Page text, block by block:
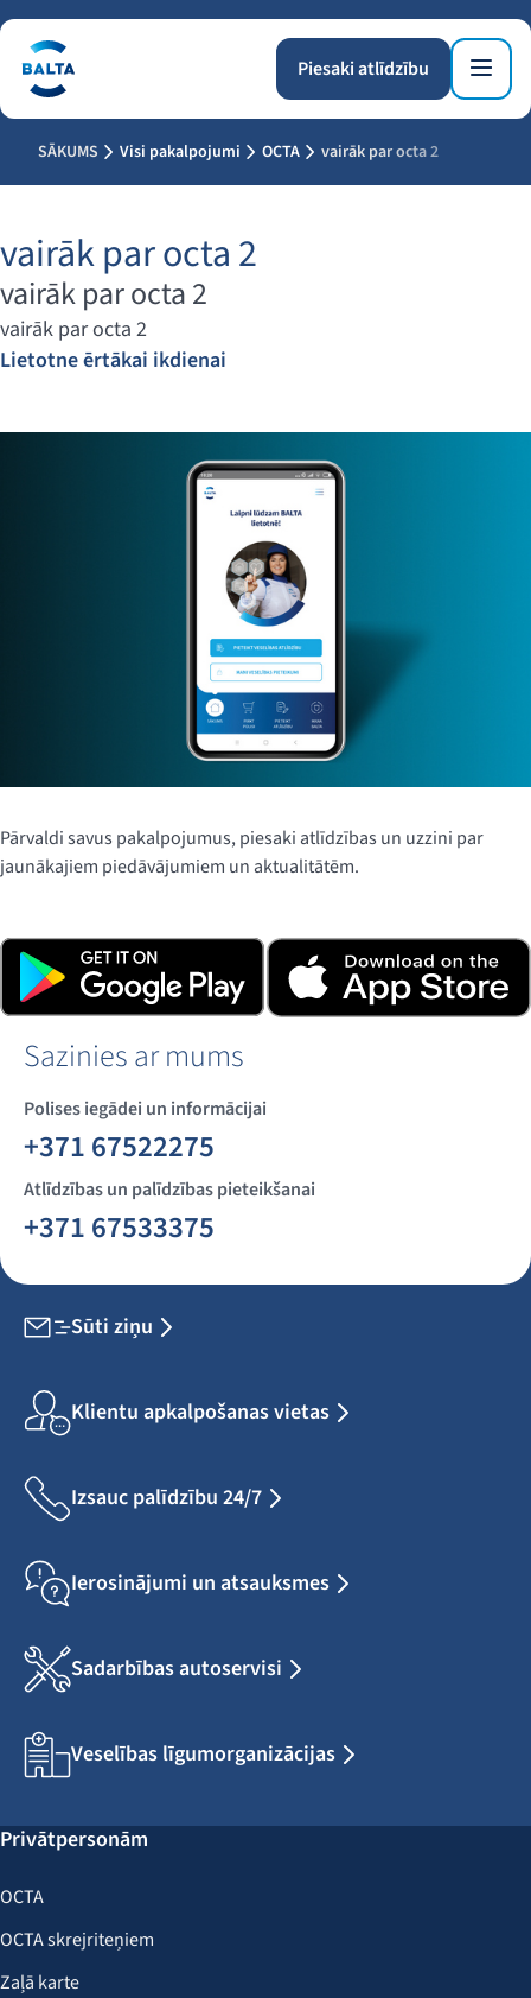
Piesaki atlīdzību
SĀKUMS Visi pakalpojumi OCTA vairāk par octa 2
vairāk par octa 2
vairāk par octa 2
vairāk par octa 2
Lietotne ērtākai ikdienai
Pārvaldi savus pakalpojumus, piesaki atlīdzības un uzzini par
jaunākajiem piedāvājumiem un aktualitātēm.
Sazinies ar mums
Polises iegādei un informācijai
+371 67522275
Atlīdzības un palīdzības pieteikšanai
+371 67533375
Sūti ziņu
Klientu apkalpošanas vietas
Izsauc palīdzību 24/7
Ierosinājumi un atsauksmes
Sadarbības autoservisi
Veselības līgumorganizācijas
Privātpersonām
OCTA
OCTA skrejriteņiem
Zaļā karte